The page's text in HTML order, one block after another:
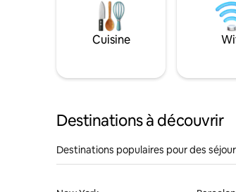
Cuisine
Destinations à découvrir
Destinations populaires pour des